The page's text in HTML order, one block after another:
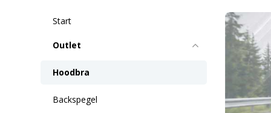
Start
Outlet
Hoodbra
Backspegel